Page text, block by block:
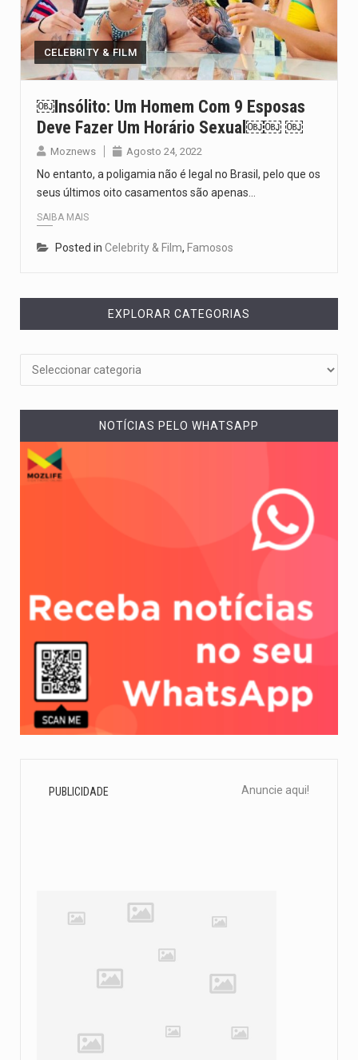
De acordo com as autoridades de saúde da Faixa de…
A polícia moçambicana anunciou a detenção de mais um suspeito…
O Senado dos Estados Unidos aprovou, no dia 7 de…
CELEBRITY & FILM
￼Insólito: Um Homem Com 9 Esposas
Deve Fazer Um Horário Sexual￼￼ ￼
Moznews Agosto 24, 2022
No entanto, a poligamia não é legal no Brasil, pelo que os
seus últimos oito casamentos são apenas…
SAIBA MAIS
Posted in Celebrity & Film, Famosos
EXPLORAR CATEGORIAS
NOTÍCIAS PELO WHATSAPP
PUBLICIDADE Anuncie aqui!